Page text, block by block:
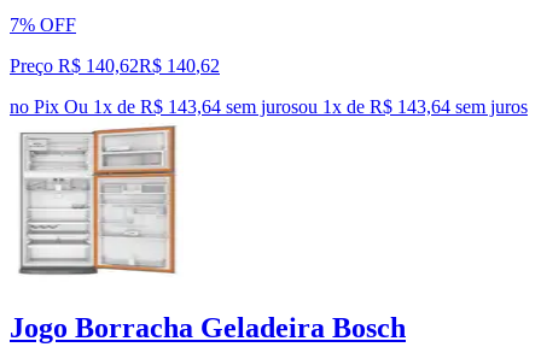
7% OFF
Preço R$ 140,62R$ 140,62
no Pix Ou 1x de R$ 143,64 sem jurosou 1x de R$ 143,64 sem juros
Jogo Borracha Geladeira Bosch